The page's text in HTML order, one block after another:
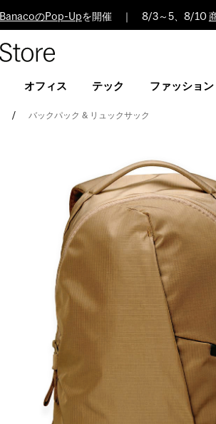
BanacoのPop-Upを開催 ｜ 8/3～5、8/10
Design
オフィス テック ファッション
バックパック & リュックサック